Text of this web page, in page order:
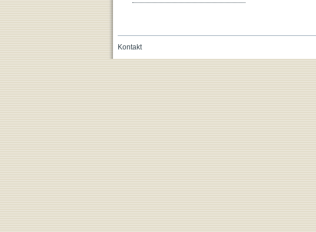
Kontakt